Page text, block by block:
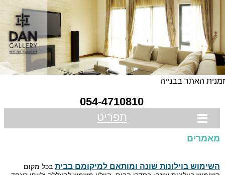
האתר בבנייה
054-4710810
תפריט
מאמרים
השימוש בוילונות שונה ומותאם למיקומם בביתבכל מקום